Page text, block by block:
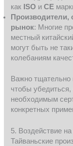
как ISO иCE
Производители,
рынок: Многие
местный
могут быть не
колебаниям
Важно тщательно
чтобы убедиться,
необходимым
конкретных
5. Воздействие
Тайваньские